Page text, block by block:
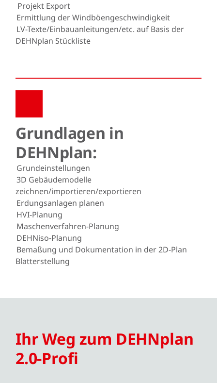
Projekt Export
Ermittlung der Windböengeschwindigkeit
LV-Texte/Einbauanleitungen/etc. auf Basis der
DEHNplan Stückliste
Grundlagen in
DEHNplan:
Grundeinstellungen
3D Gebäudemodelle
zeichnen/importieren/exportieren
Erdungsanlagen planen
HVI-Planung
Maschenverfahren-Planung
DEHNiso-Planung
Bemaßung und Dokumentation in der 2D-Plan
Blatterstellung
Ihr Weg zum DEHNplan
2.0-Profi